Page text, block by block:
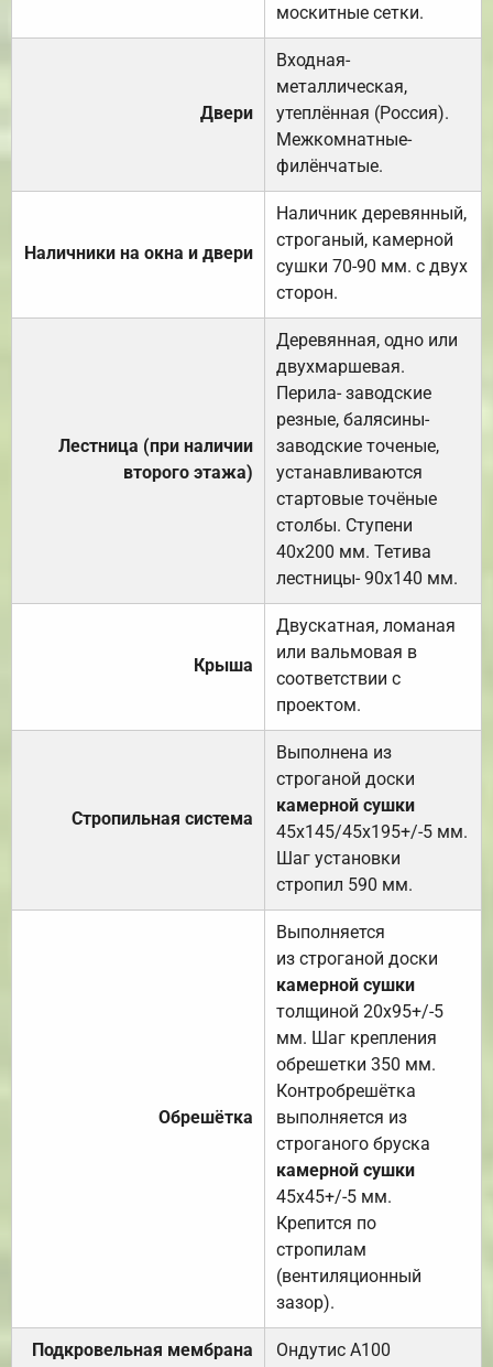
москитные сетки.
Двери
Входная-
металлическая,
утеплённая (Россия).
Межкомнатные-
филёнчатые.
Наличники на окна и двери
Наличник деревянный,
строганый, камерной
сушки 70-90 мм. с двух
сторон.
Лестница (при наличии
второго этажа)
Деревянная, одно или
двухмаршевая.
Перила- заводские
резные, балясины-
заводские точеные,
устанавливаются
стартовые точёные
столбы. Ступени
40х200 мм. Тетива
лестницы- 90х140 мм.
Крыша
Двускатная, ломаная
или вальмовая в
соответствии с
проектом.
Стропильная система
Выполнена из
строганой доски
камерной сушки
45х145/45х195+/-5 мм.
Шаг установки
стропил 590 мм.
Обрешётка
Выполняется
из строганой доски
камерной сушки
толщиной 20х95+/-5
мм. Шаг крепления
обрешетки 350 мм.
Контробрешётка
выполняется из
строганого бруска
камерной сушки
45х45+/-5 мм.
Крепится по
стропилам
(вентиляционный
зазор).
Подкровельная мембрана Ондутис А100